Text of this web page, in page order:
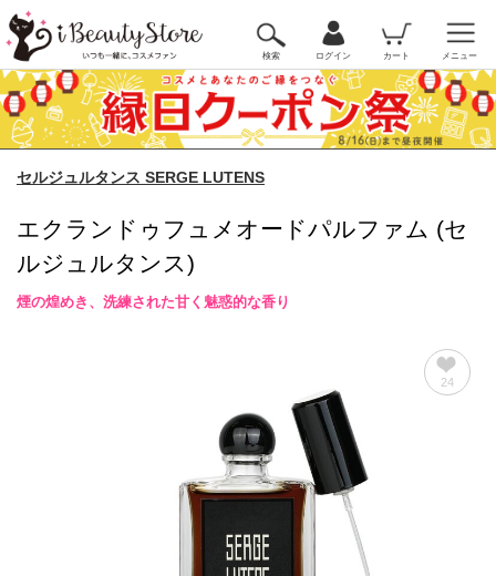
検索 ログイン カート メニュー
セルジュルタンス SERGE LUTENS
エクランドゥフュメオードパルファム (セ
ルジュルタンス)
煙の煌めき、洗練された甘く魅惑的な香り
24